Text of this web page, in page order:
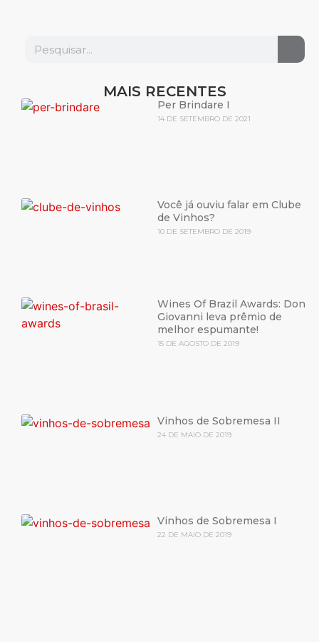
MAIS RECENTES
Per Brindare I
14 DE SETEMBRO DE 2021
Você já ouviu falar em Clube
de Vinhos?
10 DE SETEMBRO DE 2019
Wines Of Brazil Awards: Don
Giovanni leva prêmio de
melhor espumante!
15 DE AGOSTO DE 2019
Vinhos de Sobremesa II
24 DE MAIO DE 2019
Vinhos de Sobremesa I
22 DE MAIO DE 2019